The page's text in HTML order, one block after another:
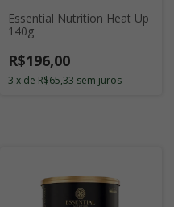
Essential Nutrition Heat Up
140g
R$196,00
3 x de R$65,33 sem juros